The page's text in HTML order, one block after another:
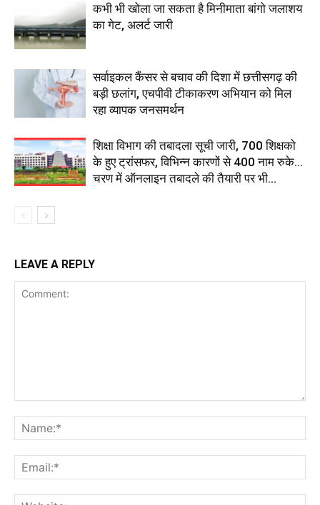
कभी भी खोला जा सकता है मिनीमाता बांगो जलाशय
का गेट, अलर्ट जारी
सर्वाइकल कैंसर से बचाव की दिशा में छत्तीसगढ़ की
बड़ी छलांग, एचपीवी टीकाकरण अभियान को मिल
रहा व्यापक जनसमर्थन
शिक्षा विभाग की तबादला सूची जारी, 700 शिक्षको
के हुए ट्रांसफर, विभिन्न कारणों से 400 नाम रुके…
चरण में ऑनलाइन तबादले की तैयारी पर भी...
LEAVE A REPLY